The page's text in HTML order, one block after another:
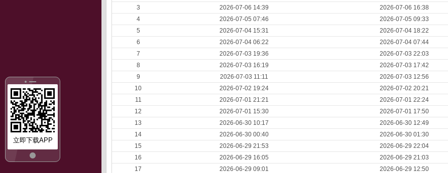
立即下载APP
3
2026-07-06 14:39 2026-07-06 16:38
4
2026-07-05 07:46 2026-07-05 09:33
5
2026-07-04 15:31 2026-07-04 18:22
6
2026-07-04 06:22 2026-07-04 07:44
7
2026-07-03 19:36 2026-07-03 22:03
8
2026-07-03 16:19 2026-07-03 17:42
9
2026-07-03 11:11 2026-07-03 12:56
10
2026-07-02 19:24 2026-07-02 20:21
11
2026-07-01 21:21 2026-07-01 22:24
12
2026-07-01 15:30 2026-07-01 17:50
13
2026-06-30 10:17 2026-06-30 12:49
14
2026-06-30 00:40 2026-06-30 01:30
15
2026-06-29 21:53 2026-06-29 22:04
16
2026-06-29 16:05 2026-06-29 21:03
17
2026-06-29 09:01 2026-06-29 12:50